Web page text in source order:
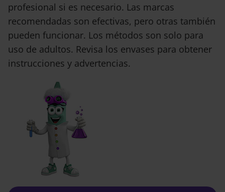
profesional si es necesario. Las marcas
recomendadas son efectivas, pero otras también
pueden funcionar. Los métodos son solo para
uso de adultos. Revisa los envases para obtener
instrucciones y advertencias.